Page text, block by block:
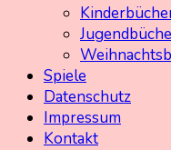
Spiele
Datenschutz
Impressum
Kontakt